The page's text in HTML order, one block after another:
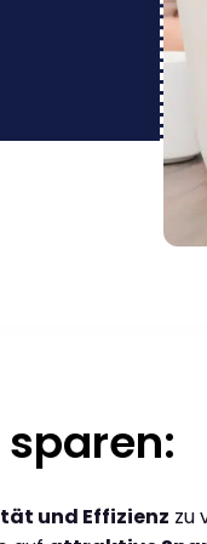
und Effizienz zu